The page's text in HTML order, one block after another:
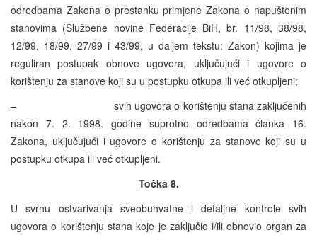
odredbama Zakona o prestanku primjene Zakona o napuštenim
stanovima (Službene novine Federacije BiH, br. 11/98, 38/98,
12/99, 18/99, 27/99 i 43/99, u daljem tekstu: Zakon) kojima je
reguliran postupak obnove ugovora, uključujući i ugovore o
korištenju za stanove koji su u postupku otkupa ili već otkupljeni;
– svih ugovora o korištenju stana zaključenih
nakon 7. 2. 1998. godine suprotno odredbama članka 16.
Zakona, uključujući i ugovore o korištenju za stanove koji su u
postupku otkupa ili već otkupljeni.
Točka 8.
U svrhu ostvarivanja sveobuhvatne i detaljne kontrole svih
ugovora o korištenju stana koje je zaključio i/ili obnovio organ za